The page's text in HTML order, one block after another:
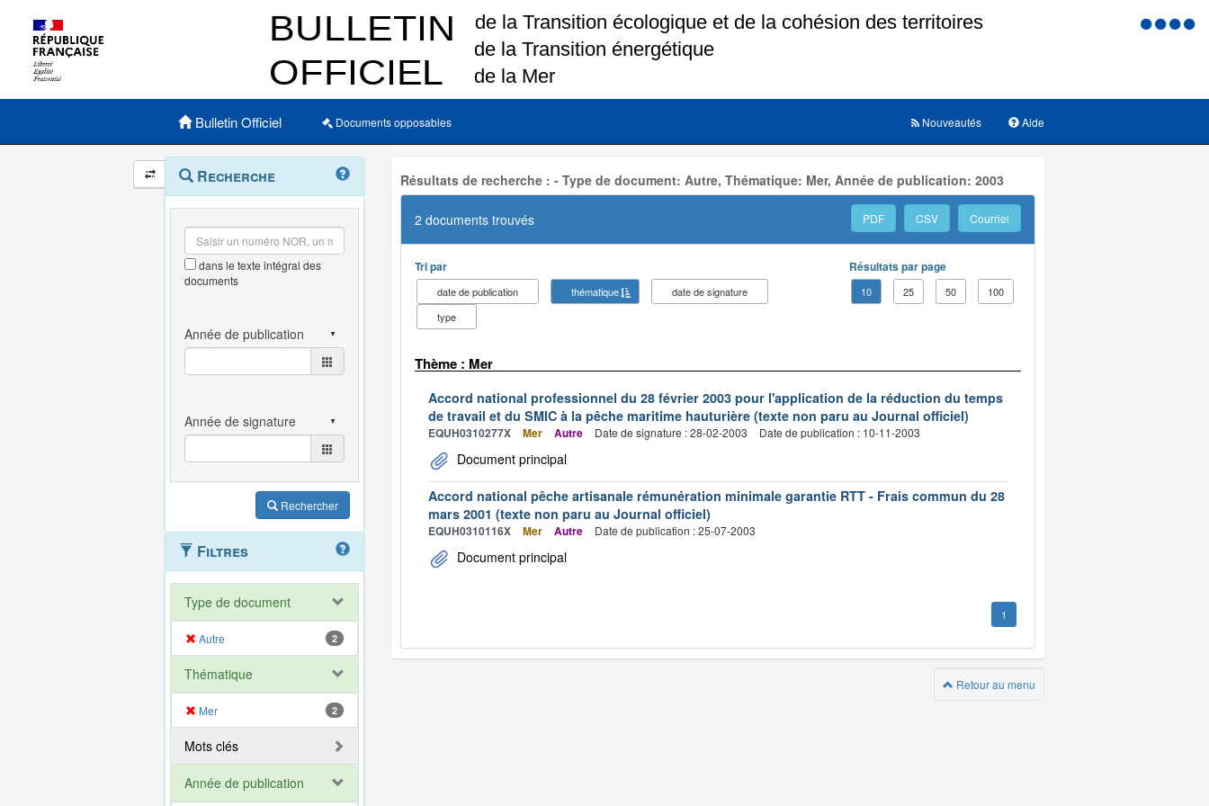
Menu
Menu principal
Bulletin Officiel Documents opposables Aide
Nouveautés
Navigation
et
outils
annexes
Menu
contextuel
Recherche
dans le texte intégral des
documents
Rechercher
Filtres
Type de document
Autre 2
Thématique
Mer 2
Mots clés
Année de publication
Résultats de recherche : - Type de document: Autre, Thématique: Mer, Année de publication: 2003
2 documents trouvés PDF CSV Courriel
Tri par
date de publication thématique
date de signature
type
Résultats par page
10 25 50 100
Thème : Mer
Accord national professionnel du 28 février 2003 pour l'application de la réduction du temps
de travail et du SMIC à la pêche maritime hauturière (texte non paru au Journal officiel)
EQUH0310277X Mer Autre Date de signature : 28-02-2003 Date de publication : 10-11-2003
Document principal
Accord national pêche artisanale rémunération minimale garantie RTT - Frais commun du 28
mars 2001 (texte non paru au Journal officiel)
EQUH0310116X Mer Autre Date de publication : 25-07-2003
Document principal
1
Retour au menu